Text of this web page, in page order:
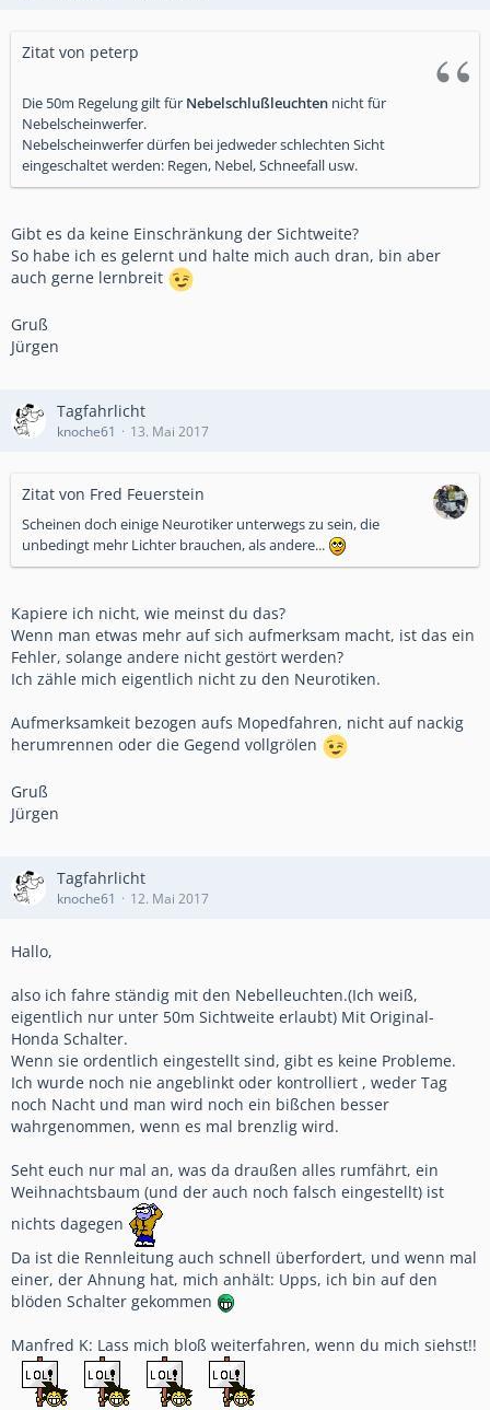
Zitat von peterp
Die 50m Regelung gilt für Nebelschlußleuchten nicht für
Nebelscheinwerfer.
Nebelscheinwerfer dürfen bei jedweder schlechten Sicht
eingeschaltet werden: Regen, Nebel, Schneefall usw.
Gibt es da keine Einschränkung der Sichtweite?
So habe ich es gelernt und halte mich auch dran, bin aber
auch gerne lernbreit
Gruß
Jürgen
Tagfahrlicht
knoche61 13. Mai 2017
Zitat von Fred Feuerstein
Scheinen doch einige Neurotiker unterwegs zu sein, die
unbedingt mehr Lichter brauchen, als andere...
Kapiere ich nicht, wie meinst du das?
Wenn man etwas mehr auf sich aufmerksam macht, ist das ein
Fehler, solange andere nicht gestört werden?
Ich zähle mich eigentlich nicht zu den Neurotiken.
Aufmerksamkeit bezogen aufs Mopedfahren, nicht auf nackig
herumrennen oder die Gegend vollgrölen
Gruß
Jürgen
Tagfahrlicht
knoche61 12. Mai 2017
Hallo,
also ich fahre ständig mit den Nebelleuchten.(Ich weiß,
eigentlich nur unter 50m Sichtweite erlaubt) Mit Original-
Honda Schalter.
Wenn sie ordentlich eingestellt sind, gibt es keine Probleme.
Ich wurde noch nie angeblinkt oder kontrolliert , weder Tag
noch Nacht und man wird noch ein bißchen besser
wahrgenommen, wenn es mal brenzlig wird.
Seht euch nur mal an, was da draußen alles rumfährt, ein
Weihnachtsbaum (und der auch noch falsch eingestellt) ist
nichts dagegen
Da ist die Rennleitung auch schnell überfordert, und wenn mal
einer, der Ahnung hat, mich anhält: Upps, ich bin auf den
blöden Schalter gekommen
Manfred K: Lass mich bloß weiterfahren, wenn du mich siehst!!